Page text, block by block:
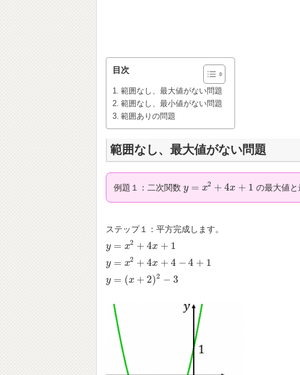
目次
範囲なし、最大値がない問題
範囲なし、最小値がない問題
範囲ありの問題
範囲なし、最大値がない問題
例題１：二次関数 y = x2 + 4x + 1
y=x2 +4 x+1 の最大値と
ステップ１：平方完成します。
y = x2 + 4x + 1
y=x2 +4 x+1
y = x2 + 4x + 4 − 4 + 1
y=x2 +4 x+4−4+1
y = (x + 2)2 − 3
y=(x +2) 2− 3